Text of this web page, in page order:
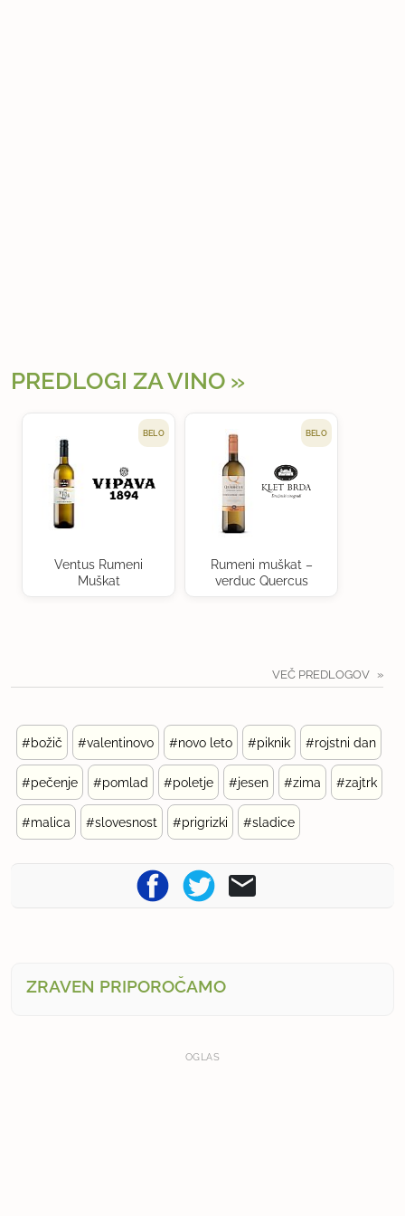
PREDLOGI ZA VINO
BELO
Ventus Rumeni
Muškat
BELO
Rumeni muškat –
verduc Quercus
VEČ PREDLOGOV
#božič #valentinovo #novo leto #piknik #rojstni dan
#pečenje #pomlad #poletje #jesen #zima #zajtrk
#malica #slovesnost #prigrizki #sladice
ZRAVEN PRIPOROČAMO
OGLAS